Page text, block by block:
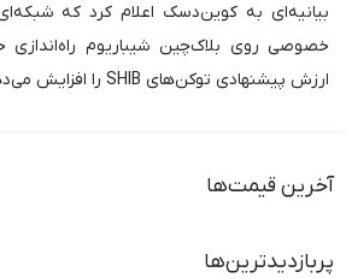
بیانیه‌ای به کوین‌دسک اعلام کرد که
خصوصی روی بلاک‌چین شیباریوم راه‌اندازی
ارزش پیشنهادی توکن‌های SHIB را افزایش می‌دهد.
آخرین قیمت‌ها
پربازدیدترین‌ها